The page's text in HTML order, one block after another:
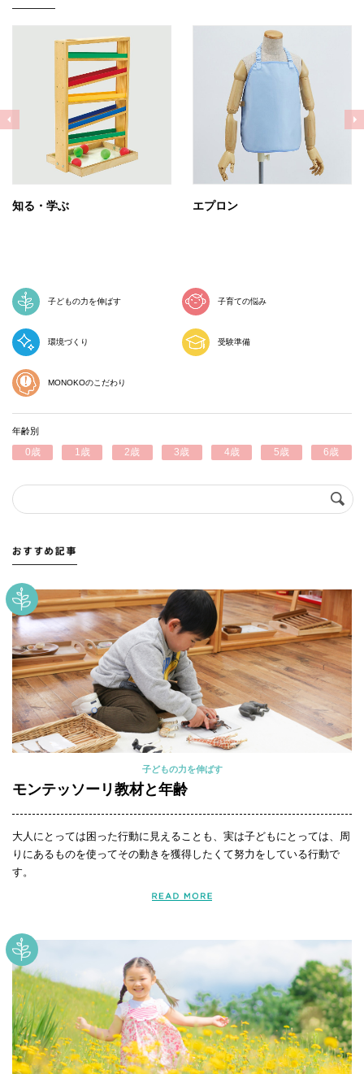
Previous
知る・学ぶ エプロン
子どもの力を伸ばす 子育ての悩み
環境づくり 受験準備
MONOKOのこだわり
年齢別
0歳 1歳 2歳 3歳 4歳 5歳 6歳
子どもの力を伸ばす
モンテッソーリ教材と年齢
大人にとっては困った行動に見えることも、実は子どもにとっては、周
りにあるものを使ってその動きを獲得したくて努力をしている行動で
す。